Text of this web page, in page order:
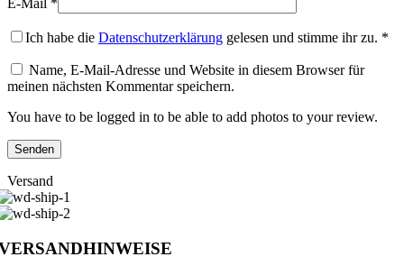
E-Mail *
Ich habe die Datenschutzerklärung gelesen und stimme ihr zu. *
Name, E-Mail-Adresse und Website in diesem Browser für
meinen nächsten Kommentar speichern.
You have to be logged in to be able to add photos to your review.
Versand